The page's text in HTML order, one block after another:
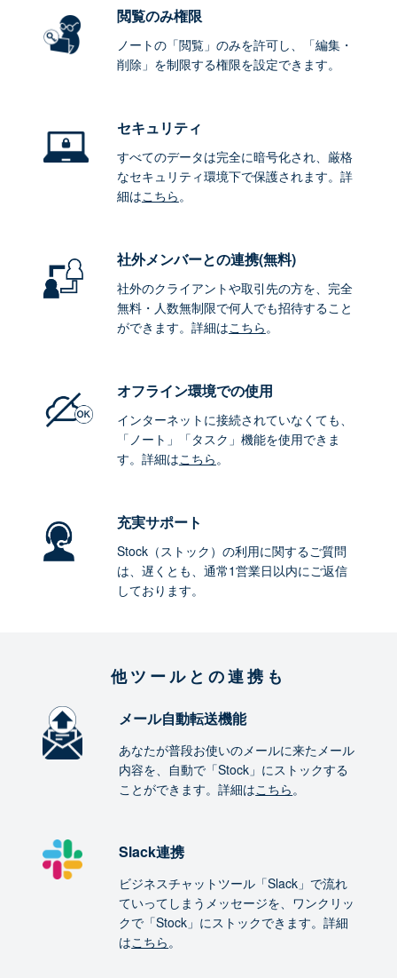
閲覧のみ権限
ノートの「閲覧」のみを許可し、「編集・
削除」を制限する権限を設定できます。
セキュリティ
すべてのデータは完全に暗号化され、厳格
なセキュリティ環境下で保護されます。詳
細はこちら。
社外メンバーとの連携(無料)
社外のクライアントや取引先の方を、完全
無料・人数無制限で何人でも招待すること
ができます。詳細はこちら。
オフライン環境での使用
インターネットに接続されていなくても、
「ノート」「タスク」機能を使用できま
す。詳細はこちら。
充実サポート
Stock（ストック）の利用に関するご質問
は、遅くとも、通常1営業日以内にご返信
しております。
他ツールとの連携も
メール自動転送機能
あなたが普段お使いのメールに来たメール
内容を、自動で「Stock」にストックする
ことができます。詳細はこちら。
Slack連携
ビジネスチャットツール「Slack」で流れ
ていってしまうメッセージを、ワンクリッ
クで「Stock」にストックできます。詳細
はこちら。